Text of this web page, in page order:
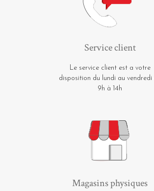
Service client
Le service client est a votre
disposition du lundi au vendredi
9h à 14h
Magasins physiques